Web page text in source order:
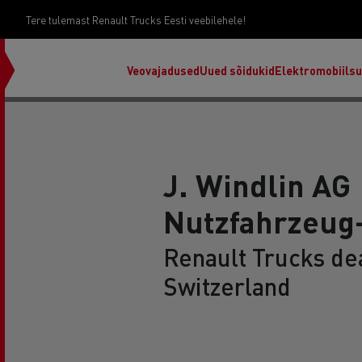
Tere tulemast Renault Trucks Eesti veebilehele!
VeovajadusedUued sõidukid
J. Windlin AG
Renault Trucks
Switzerland